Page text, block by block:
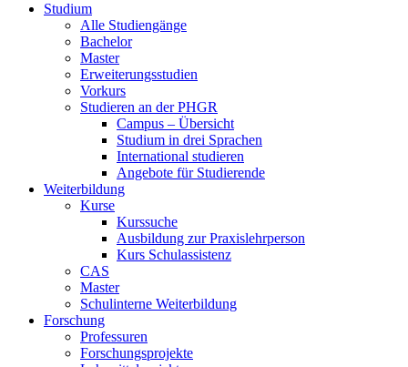
Studium
Alle Studiengänge
Bachelor
Master
Erweiterungsstudien
Vorkurs
Studieren an der PHGR
Campus – Übersicht
Studium in drei Sprachen
International studieren
Angebote für Studierende
Weiterbildung
Kurse
Kurssuche
Ausbildung zur Praxislehrperson
Kurs Schulassistenz
CAS
Master
Schulinterne Weiterbildung
Forschung
Professuren
Forschungsprojekte